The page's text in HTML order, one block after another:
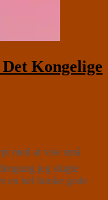
Kongelige
med at vise små
jeg slugte
en hel bunke gode